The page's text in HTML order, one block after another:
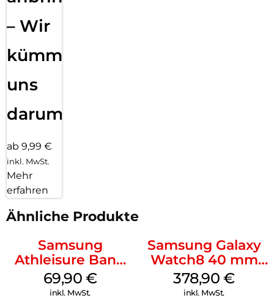
– Wir
kümmern
uns
darum!
ab 9,99 €
inkl. MwSt.
Mehr
erfahren
Ähnliche Produkte
Samsung
Athleisure Band
(S/M) Galaxy
Watch8/Watch8
69,90 €
inkl. MwSt.
Samsung Galaxy
Watch8 40 mm
Silver
378,90€
inkl. MwSt.